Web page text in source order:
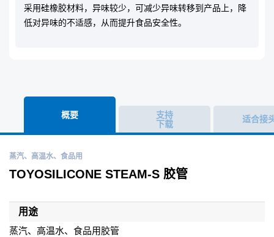
采用硅橡胶材料，异味较少，可减少异味转移到产品上，降
低对异味的不适感，从而提升食品安全性。
概要
支持
下载
适合接
TOYOSILICONE STEAM-S 胶管
蒸汽、高温水、食品用
用途
蒸汽、高温水、食品用胶管